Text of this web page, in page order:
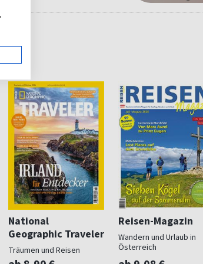
National
Geographic Traveler
Träumen und Reisen
Reisen-Magazin
Wandern und Urlaub in
Österreich